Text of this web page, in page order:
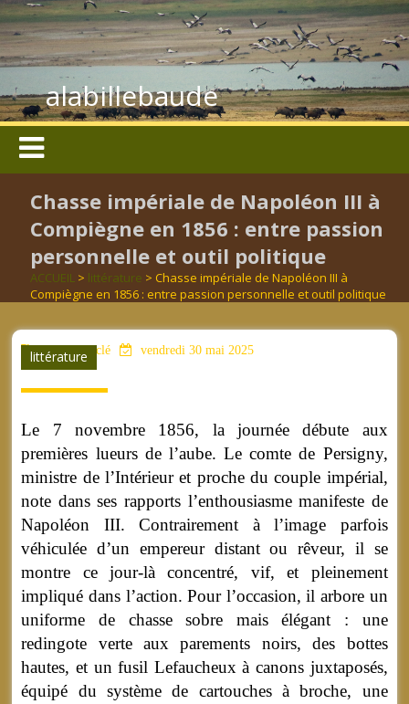
alabillebaude
Chasse impériale de Napoléon III à
Compiègne en 1856 : entre passion
personnelle et outil politique
ACCUEIL > littérature > Chasse impériale de Napoléon III à
Compiègne en 1856 : entre passion personnelle et outil politique
littérature
aucun mot clé vendredi 30 mai 2025
Le 7 novembre 1856, la journée débute aux
premières lueurs de l’aube. Le comte de Persigny,
ministre de l’Intérieur et proche du couple impérial,
note dans ses rapports l’enthousiasme manifeste de
Napoléon III. Contrairement à l’image parfois
véhiculée d’un empereur distant ou rêveur, il se
montre ce jour-là concentré, vif, et pleinement
impliqué dans l’action. Pour l’occasion, il arbore un
uniforme de chasse sobre mais élégant : une
redingote verte aux parements noirs, des bottes
hautes, et un fusil Lefaucheux à canons juxtaposés,
équipé du système de cartouches à broche, une